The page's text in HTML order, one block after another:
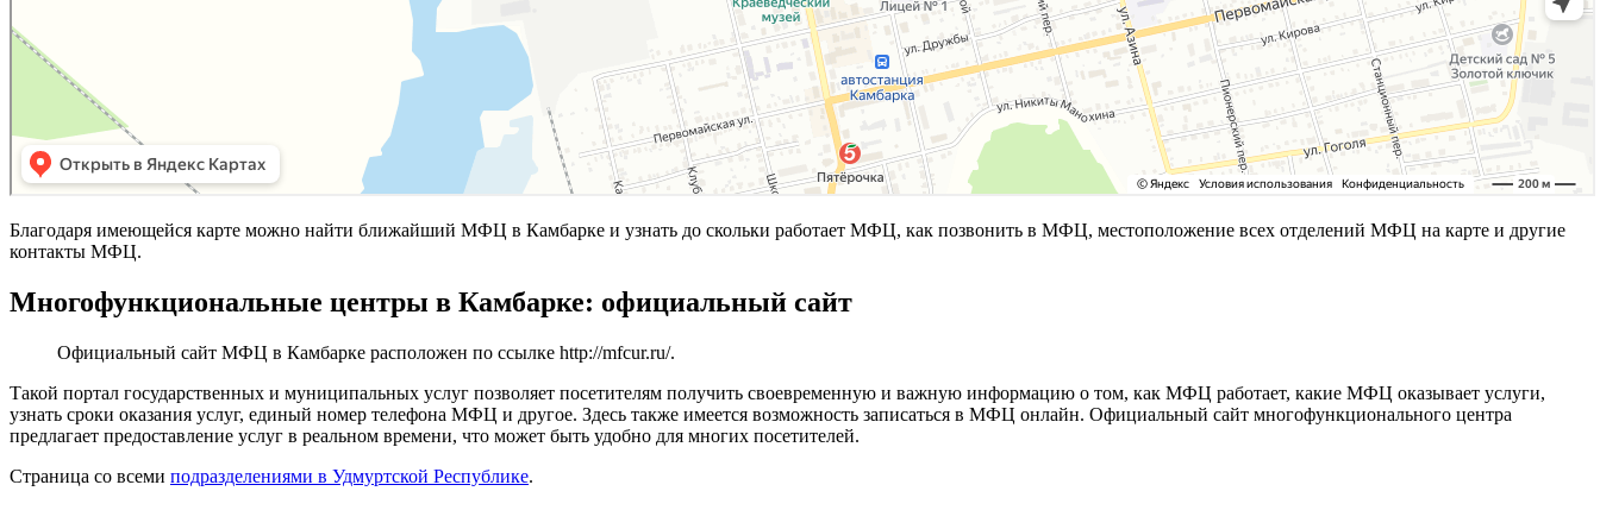
Благодаря имеющейся карте можно найти ближайший МФЦ в Камбарке и узнать до скольки работает МФЦ, как позвонить в МФЦ, местоположение всех отделений МФЦ на карте и другие
контакты МФЦ.
Многофункциональные центры в Камбарке: официальный сайт
Официальный сайт МФЦ в Камбарке расположен по ссылке http://mfcur.ru/.
Такой портал государственных и муниципальных услуг позволяет посетителям получить своевременную и важную информацию о том, как МФЦ работает, какие МФЦ оказывает услуги,
узнать сроки оказания услуг, единый номер телефона МФЦ и другое. Здесь также имеется возможность записаться в МФЦ онлайн. Официальный сайт многофункционального центра
предлагает предоставление услуг в реальном времени, что может быть удобно для многих посетителей.
Страница со всеми подразделениями в Удмуртской Республике.